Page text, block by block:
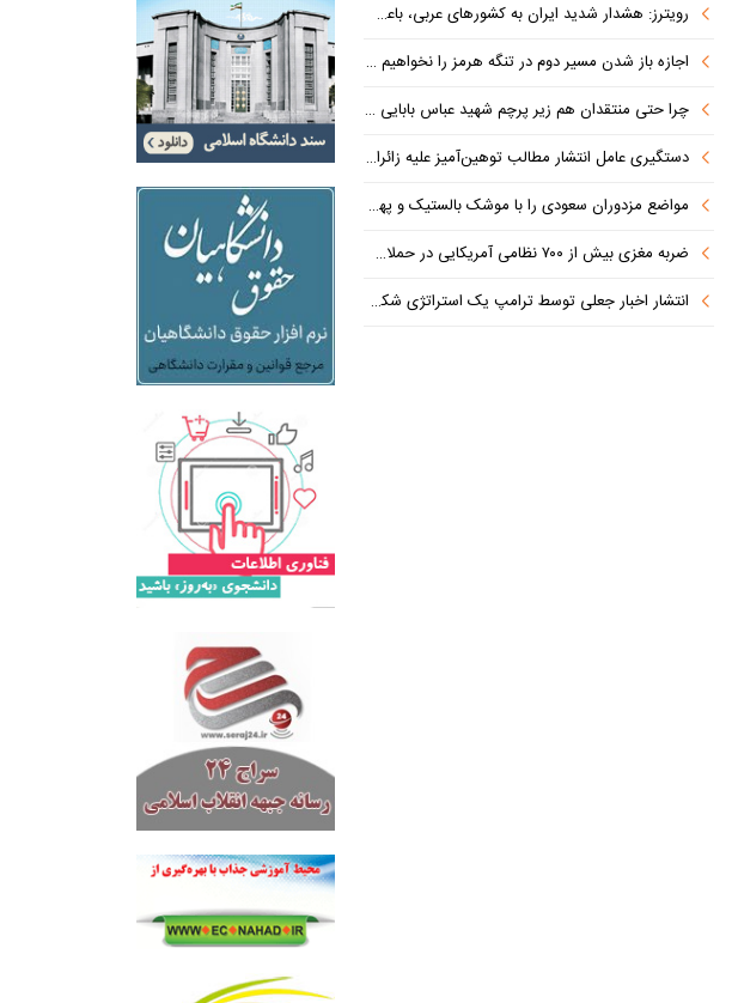
رویترز: هشدار شدید ایران به کشورهای عربی، باعث توقف حمله آمریکا شد
اجازه باز شدن مسیر دوم در تنگه هرمز را نخواهیم داد
چرا حتی منتقدان هم زیر پرچم شهید عباس بابایی ایستادند؟
دستگیری عامل انتشار مطالب توهین‌آمیز علیه زائران اربعین در فضای مجازی
مواضع مزدوران سعودی را با موشک بالستیک و پهپاد در هم شکستیم
ضربه مغزی بیش از ۷۰۰ نظامی آمریکایی در حملات ایران
انتشار اخبار جعلی توسط ترامپ یک استراتژی شکست خورده است